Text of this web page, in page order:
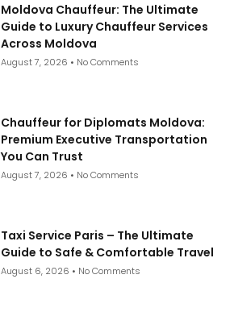
Moldova Chauffeur: The Ultimate
Guide to Luxury Chauffeur Services
Across Moldova
August 7, 2026 No Comments
Chauffeur for Diplomats Moldova:
Premium Executive Transportation
You Can Trust
August 7, 2026 No Comments
Taxi Service Paris – The Ultimate
Guide to Safe & Comfortable Travel
August 6, 2026 No Comments